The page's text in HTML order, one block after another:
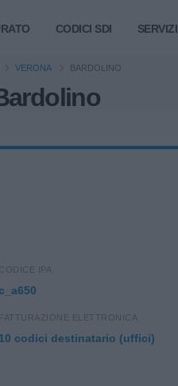
CODICI SDI SERVIZI
VERONA BARDOLINO
CODICE IPA
FATTURAZIONE ELETTRONICA
10 codici destinatario (uffici)